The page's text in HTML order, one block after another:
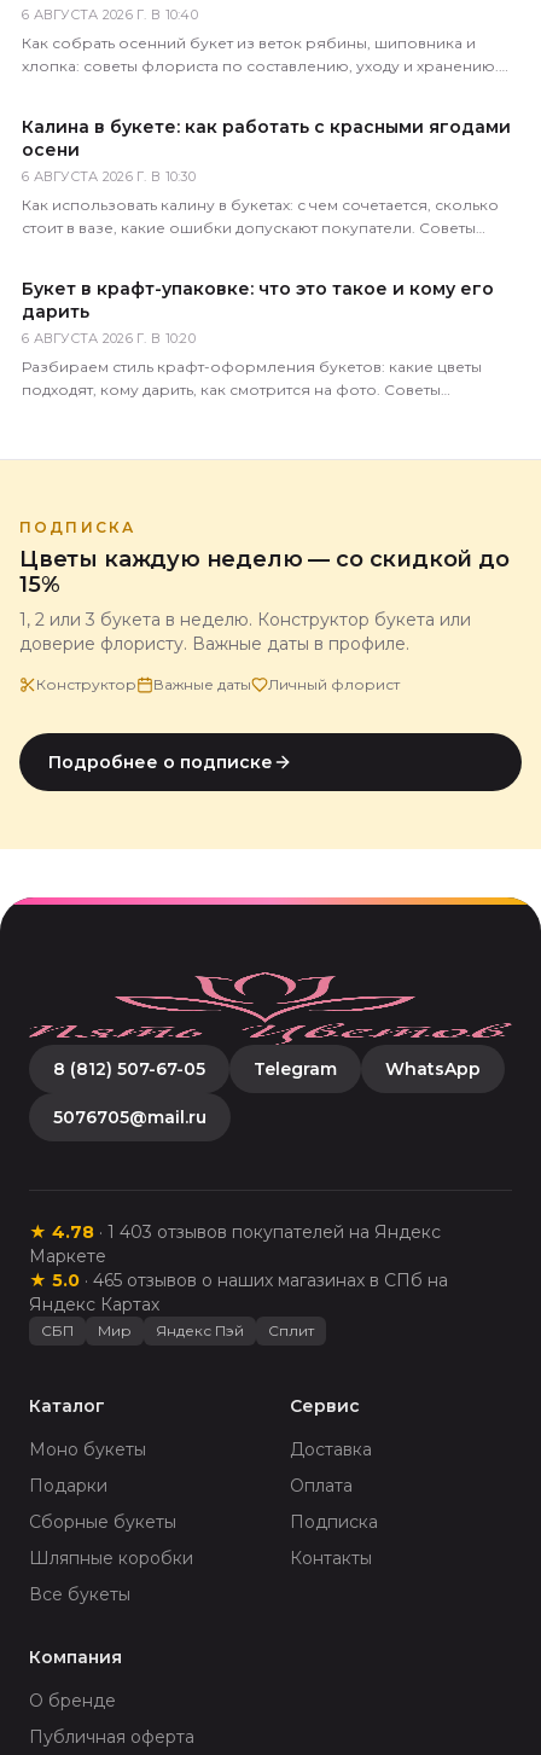
6 АВГУСТА 2026 Г. В 10:40
Как собрать осенний букет из веток рябины, шиповника и
хлопка: советы флориста по составлению, уходу и хранению.
Калина в букете: как работать с красными ягодами
осени
6 АВГУСТА 2026 Г. В 10:30
Как использовать калину в букетах: с чем сочетается, сколько
стоит в вазе, какие ошибки допускают покупатели. Советы
Букет в крафт-упаковке: что это такое и кому его
дарить
6 АВГУСТА 2026 Г. В 10:20
Разбираем стиль крафт-оформления букетов: какие цветы
подходят, кому дарить, как смотрится на фото. Советы
ПОДПИСКА
Цветы каждую неделю — со скидкой до
15%
1, 2 или 3 букета в неделю. Конструктор букета или
доверие флористу. Важные даты в профиле.
Конструктор Важные даты Личный флорист
Подробнее о подписке
8 (812) 507-67-05 Telegram WhatsApp
5076705@mail.ru
★ 4.78 · 1 403 отзывов покупателей на Яндекс
Маркете
★ 5.0 · 465 отзывов о наших магазинах в СПб на
Яндекс Картах
СБП Мир Яндекс Пэй Сплит
Каталог
Моно букеты
Подарки
Сборные букеты
Шляпные коробки
Все букеты
Сервис
Доставка
Оплата
Подписка
Контакты
Компания
О бренде
Публичная оферта